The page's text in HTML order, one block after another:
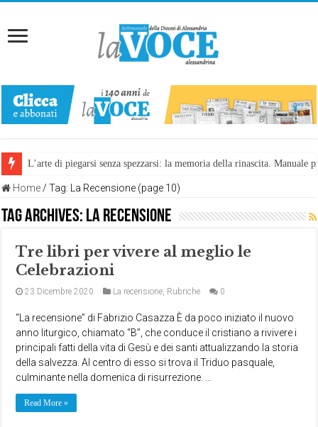
L’arte di piegarsi senza spezzarsi: la memoria della rinascita.
Home / Tag: La Recensione (page 10)
Tag Archives: La Recensione
Tre libri per vivere al meglio le
Celebrazioni
23 Dicembre 2020 La recensione, Rubriche 0
“La recensione” di Fabrizio Casazza È da poco iniziato il nuovo
anno liturgico, chiamato “B”, che conduce il cristiano a rivivere i
principali fatti della vita di Gesù e dei santi attualizzando la storia
della salvezza. Al centro di esso si trova il Triduo pasquale,
culminante nella domenica di risurrezione. …
Read More »